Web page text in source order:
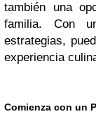
también una
familia. Con
estrategias,
experiencia
Comienza con un